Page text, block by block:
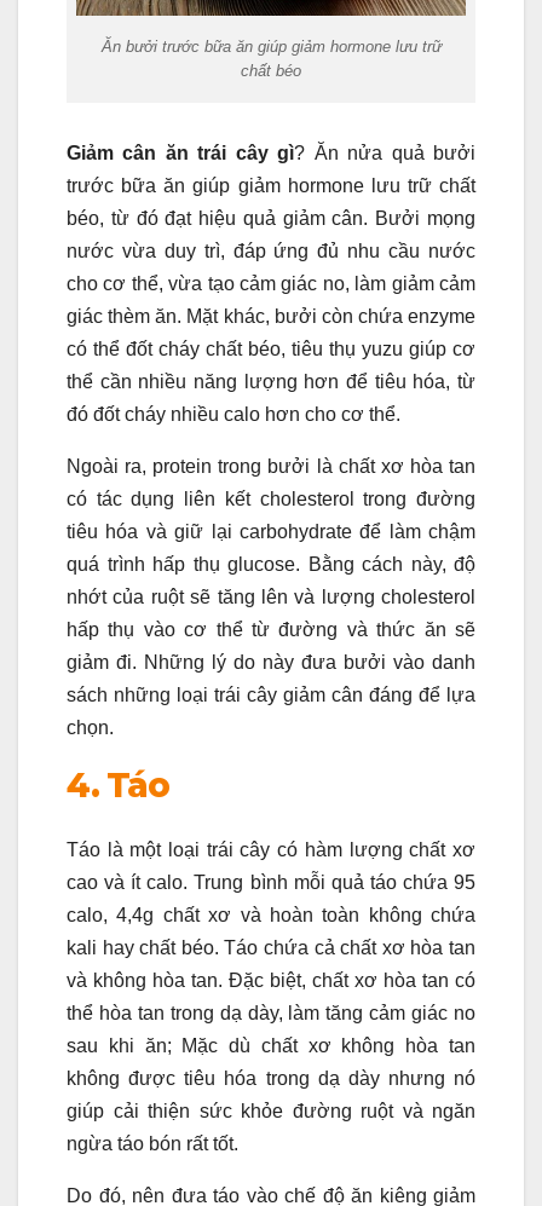
Ăn bưởi trước bữa ăn giúp giảm hormone lưu trữ
chất béo
Giảm cân ăn trái cây gì? Ăn nửa quả bưởi
trước bữa ăn giúp giảm hormone lưu trữ chất
béo, từ đó đạt hiệu quả giảm cân. Bưởi mọng
nước vừa duy trì, đáp ứng đủ nhu cầu nước
cho cơ thể, vừa tạo cảm giác no, làm giảm cảm
giác thèm ăn. Mặt khác, bưởi còn chứa enzyme
có thể đốt cháy chất béo, tiêu thụ yuzu giúp cơ
thể cần nhiều năng lượng hơn để tiêu hóa, từ
đó đốt cháy nhiều calo hơn cho cơ thể.
Ngoài ra, protein trong bưởi là chất xơ hòa tan
có tác dụng liên kết cholesterol trong đường
tiêu hóa và giữ lại carbohydrate để làm chậm
quá trình hấp thụ glucose. Bằng cách này, độ
nhớt của ruột sẽ tăng lên và lượng cholesterol
hấp thụ vào cơ thể từ đường và thức ăn sẽ
giảm đi. Những lý do này đưa bưởi vào danh
sách những loại trái cây giảm cân đáng để lựa
chọn.
4. Táo
Táo là một loại trái cây có hàm lượng chất xơ
cao và ít calo. Trung bình mỗi quả táo chứa 95
calo, 4,4g chất xơ và hoàn toàn không chứa
kali hay chất béo. Táo chứa cả chất xơ hòa tan
và không hòa tan. Đặc biệt, chất xơ hòa tan có
thể hòa tan trong dạ dày, làm tăng cảm giác no
sau khi ăn; Mặc dù chất xơ không hòa tan
không được tiêu hóa trong dạ dày nhưng nó
giúp cải thiện sức khỏe đường ruột và ngăn
ngừa táo bón rất tốt.
Do đó, nên đưa táo vào chế độ ăn kiêng giảm